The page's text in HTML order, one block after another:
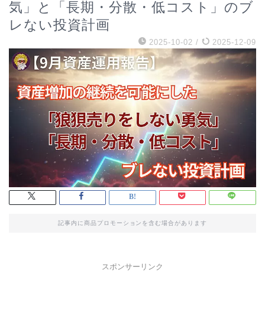
気」と「長期・分散・低コスト」のブ
レない投資計画
2025-10-02 / 2025-12-09
記事内に商品プロモーションを含む場合があります
スポンサーリンク